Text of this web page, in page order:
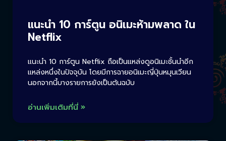
แนะนำ 10 การ์ตูน อนิเมะห้ามพลาด ใน
Netflix
แนะนำ 10 การ์ตูน Netflix ถือเป็นแหล่งดูอนิเมะชั้นนำอีก
แหล่งหนึ่งในปัจจุบัน โดยมีการฉายอนิเมะญี่ปุ่นหมุนเวียน
นอกจากนี้บางรายการยังเป็นต้นฉบับ
อ่านเพิ่มเติมที่นี่ »